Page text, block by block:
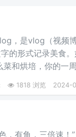
，是vlog（视频
的形式记录美食
和烘培，你的一
。
1818 浏览 2024-
，有角，三倍速！